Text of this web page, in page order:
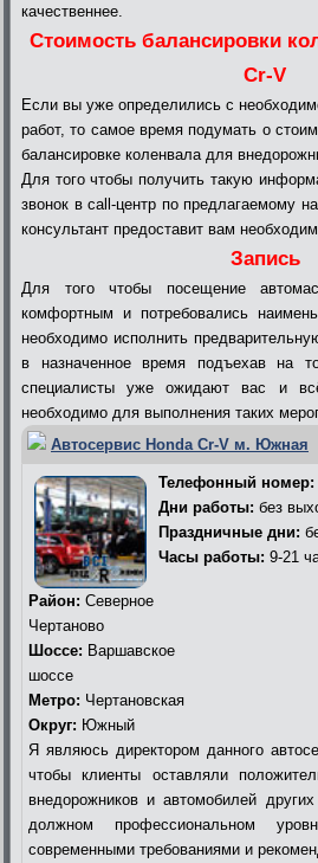
качественнее.
Стоимость балансировки
Cr-V
Если вы уже определились с
работ, то самое время подумать о
балансировке коленвала для
Для того чтобы получить такую
звонок в call-центр по предлагаемому
консультант предоставит вам
Запись
Для того чтобы посещение
комфортным и потребовались
необходимо исполнить
в назначенное время подъехав на
специалисты уже ожидают вас и
необходимо для выполнения таких
Автосервис Honda Cr-V м. Южная
Телефонный номер:
Дни работы: без
Праздничные дни:
Часы работы: 9-21
Район: Северное
Чертаново
Шоссе: Варшавское
шоссе
Метро: Чертановская
Округ: Южный
Я являюсь директором данного
чтобы клиенты оставляли
внедорожников и автомобилей
должном профессиональном
современными требованиями и